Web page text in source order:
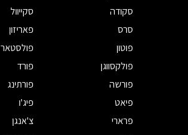
סקודה
סקייוול
סרס
פאריזון
פוטון
פולסטאר
פולקסווגן
פורד
פורשה
פורתינג
פיאט
פיג'ו
פרארי
צ'אנגן